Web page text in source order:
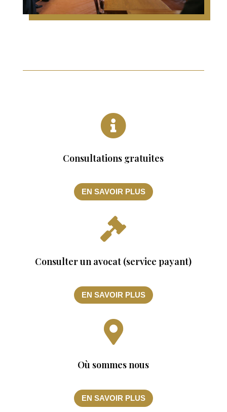

Consultations gratuites
EN SAVOIR PLUS

Consulter un avocat (service payant)
EN SAVOIR PLUS

Où sommes nous
EN SAVOIR PLUS